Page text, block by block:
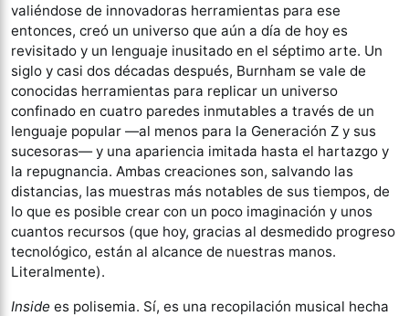
valiéndose de innovadoras herramientas para ese
entonces, creó un universo que aún a día de hoy es
revisitado y un lenguaje inusitado en el séptimo arte. Un
siglo y casi dos décadas después, Burnham se vale de
conocidas herramientas para replicar un universo
confinado en cuatro paredes inmutables a través de un
lenguaje popular —al menos para la Generación Z y sus
sucesoras— y una apariencia imitada hasta el hartazgo y
la repugnancia. Ambas creaciones son, salvando las
distancias, las muestras más notables de sus tiempos, de
lo que es posible crear con un poco imaginación y unos
cuantos recursos (que hoy, gracias al desmedido progreso
tecnológico, están al alcance de nuestras manos.
Literalmente).
Inside es polisemia. Sí, es una recopilación musical hecha